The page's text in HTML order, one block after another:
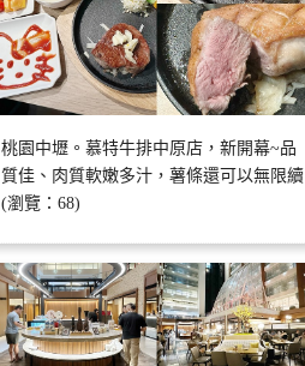
桃園中壢。慕特牛排中原店，新開幕~品
質佳、肉質軟嫩多汁，薯條還可以無限續
(瀏覽：68)